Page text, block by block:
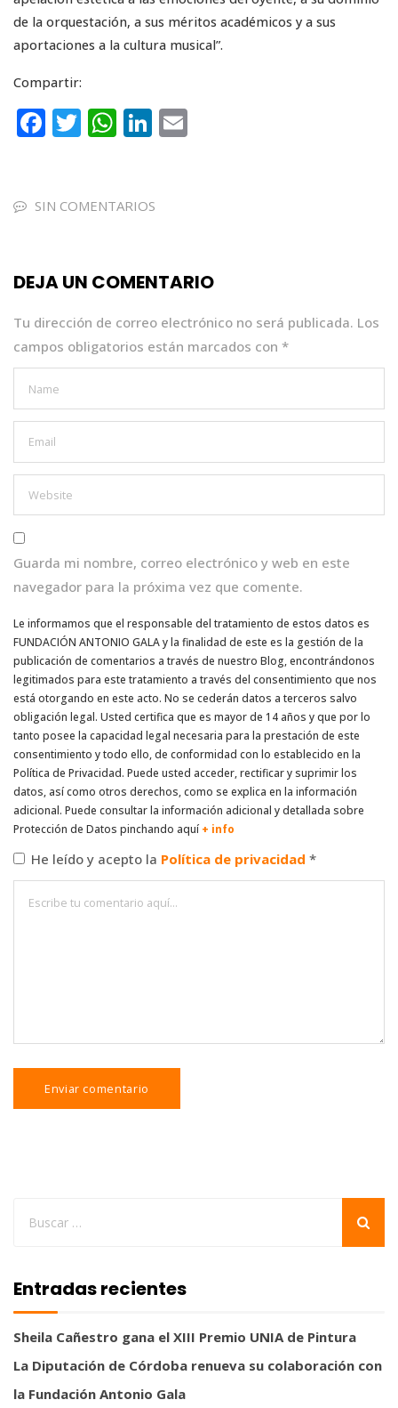
de la orquestación, a sus méritos académicos y a sus
aportaciones a la cultura musical”.
Compartir:
F
e
o
k
T
te
W
ts
p
Li
e
SIN COMENTARIOS
DEJA UN COMENTARIO
Tu dirección de correo electrónico no será publicada. Los
campos obligatorios están marcados con *
Guarda mi nombre, correo electrónico y web en este
navegador para la próxima vez que comente.
Le informamos que el responsable del tratamiento de estos datos es
FUNDACIÓN ANTONIO GALA y la finalidad de este es la gestión de la
publicación de comentarios a través de nuestro Blog, encontrándonos
legitimados para este tratamiento a través del consentimiento que nos
está otorgando en este acto. No se cederán datos a terceros salvo
obligación legal. Usted certifica que es mayor de 14 años y que por lo
tanto posee la capacidad legal necesaria para la prestación de este
consentimiento y todo ello, de conformidad con lo establecido en la
Política de Privacidad. Puede usted acceder, rectificar y suprimir los
datos, así como otros derechos, como se explica en la información
adicional. Puede consultar la información adicional y detallada sobre
Protección de Datos pinchando aquí + info
He leído y acepto la Política de privacidad *
Entradas recientes
Sheila Cañestro gana el XIII Premio UNIA de Pintura
La Diputación de Córdoba renueva su colaboración con
la Fundación Antonio Gala